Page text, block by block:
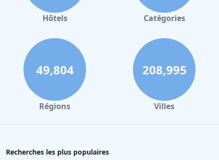
Hôtels Catégories
49,804
Régions
208,995
Villes
Recherches les plus populaires